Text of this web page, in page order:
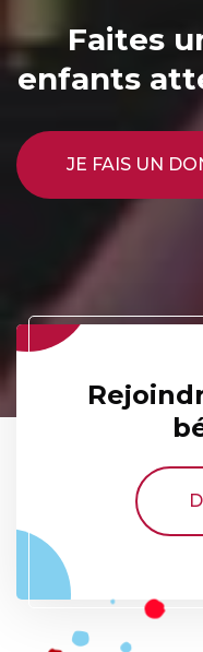
Faites
enfants
JE FAIS UN